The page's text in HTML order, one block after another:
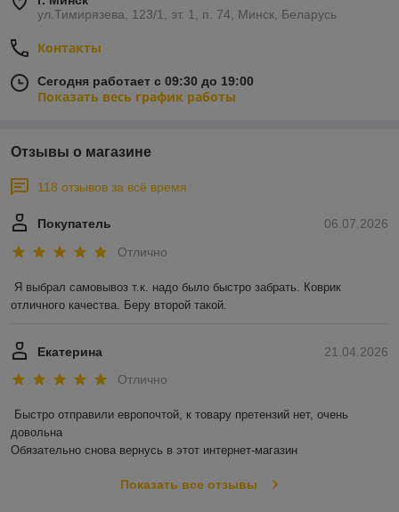
ул.Тимирязева, 123/1, эт. 1, п. 74, Минск, Беларусь
Контакты
Сегодня работает с 09:30 до 19:00
Показать весь график работы
Отзывы о магазине
118 отзывов за всё время
06.07.2026
Покупатель
Отлично
Я выбрал самовывоз т.к. надо было быстро забрать. Коврик
отличного качества. Беру второй такой.
21.04.2026
Екатерина
Отлично
Быстро отправили европочтой, к товару претензий нет, очень
довольна
Обязательно снова вернусь в этот интернет-магазин
Показать все отзывы